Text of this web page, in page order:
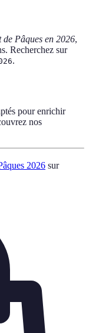
de Pâques en 2026,
Recherchez sur
.
pour enrichir
nos
2026 sur